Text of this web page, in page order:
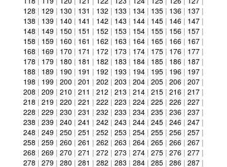
128 | 129 | 130 | 131 | 132 | 133 | 134 | 135 | 136 | 137 |
138 | 139 | 140 | 141 | 142 | 143 | 144 | 145 | 146 | 147 |
148 | 149 | 150 | 151 | 152 | 153 | 154 | 155 | 156 | 157 |
158 | 159 | 160 | 161 | 162 | 163 | 164 | 165 | 166 | 167 |
168 | 169 | 170 | 171 | 172 | 173 | 174 | 175 | 176 | 177 |
178 | 179 | 180 | 181 | 182 | 183 | 184 | 185 | 186 | 187 |
188 | 189 | 190 | 191 | 192 | 193 | 194 | 195 | 196 | 197 |
198 | 199 | 200 | 201 | 202 | 203 | 204 | 205 | 206 | 207 |
208 | 209 | 210 | 211 | 212 | 213 | 214 | 215 | 216 | 217 |
218 | 219 | 220 | 221 | 222 | 223 | 224 | 225 | 226 | 227 |
228 | 229 | 230 | 231 | 232 | 233 | 234 | 235 | 236 | 237 |
238 | 239 | 240 | 241 | 242 | 243 | 244 | 245 | 246 | 247 |
248 | 249 | 250 | 251 | 252 | 253 | 254 | 255 | 256 | 257 |
258 | 259 | 260 | 261 | 262 | 263 | 264 | 265 | 266 | 267 |
268 | 269 | 270 | 271 | 272 | 273 | 274 | 275 | 276 | 277 |
278 | 279 | 280 | 281 | 282 | 283 | 284 | 285 | 286 | 287 |